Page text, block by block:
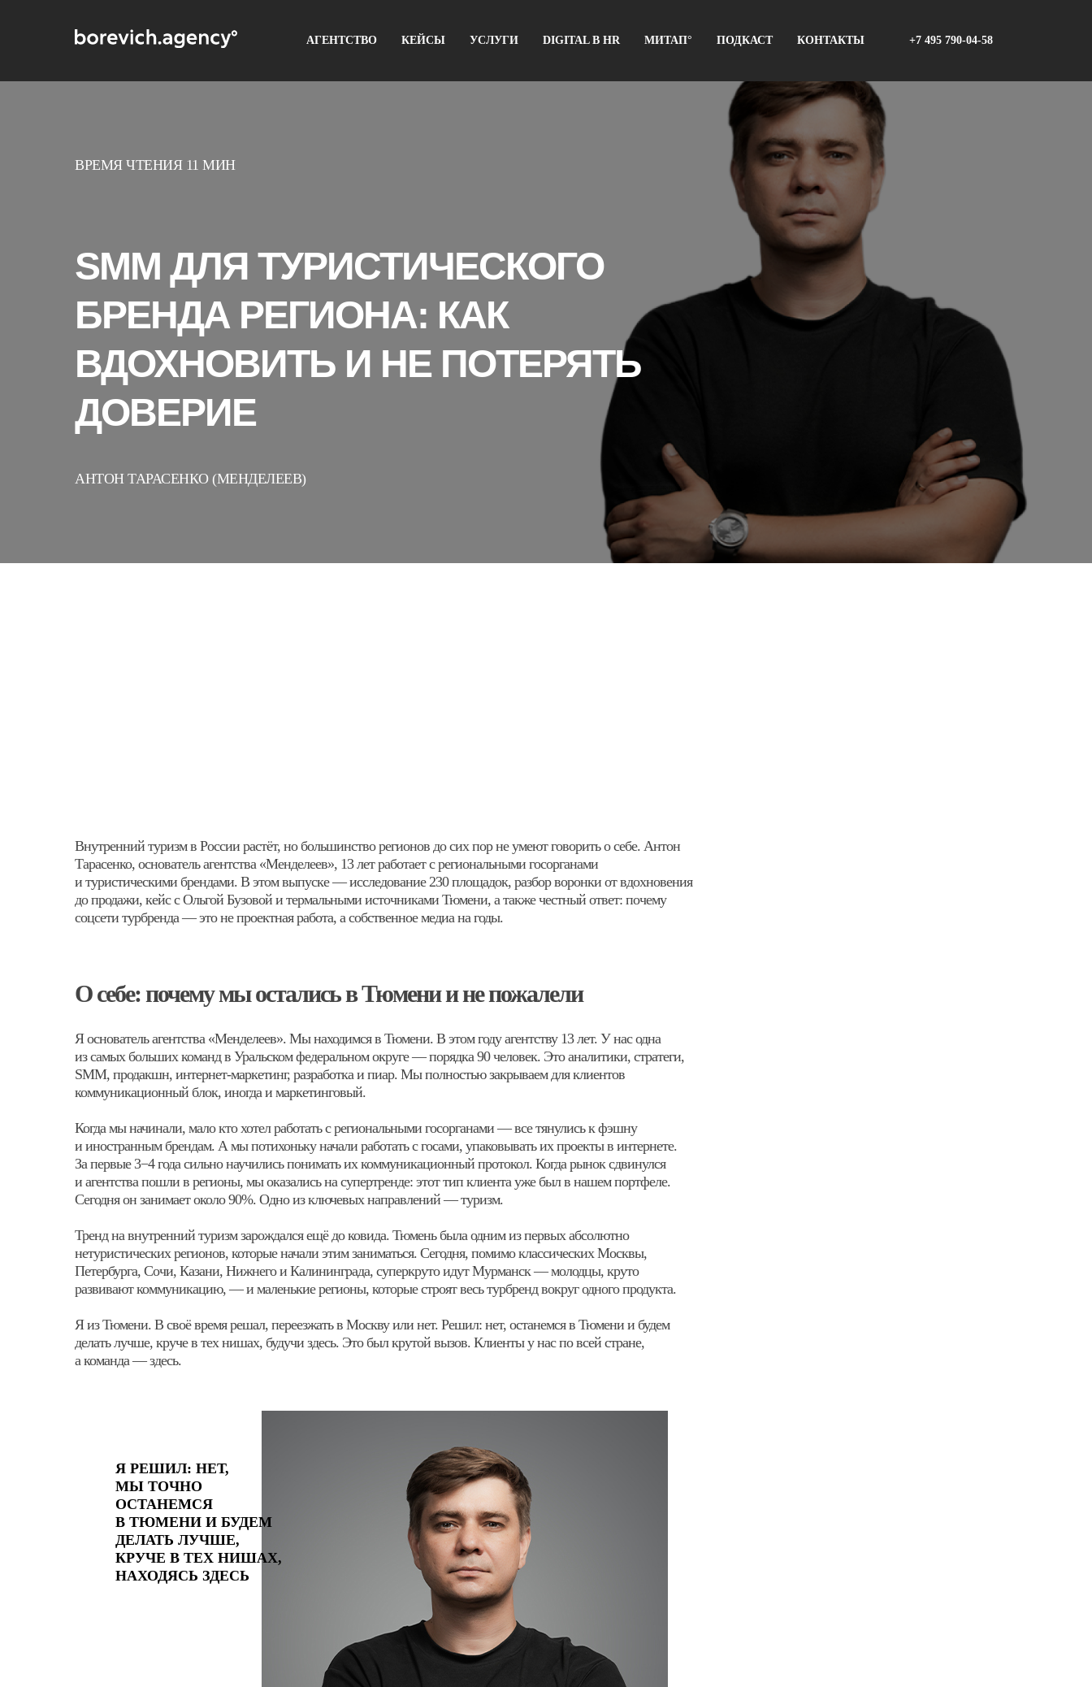
АГЕНТСТВО КЕЙСЫ УСЛУГИ DIGITAL В HR МИТАП° ПОДКАСТ КОНТАКТЫ +7 495 790-04-58
ВРЕМЯ ЧТЕНИЯ 11 МИН
SMM ДЛЯ ТУРИСТИЧЕСКОГО
БРЕНДА РЕГИОНА: КАК
ВДОХНОВИТЬ И НЕ ПОТЕРЯТЬ
ДОВЕРИЕ
АНТОН ТАРАСЕНКО (МЕНДЕЛЕЕВ)
Внутренний туризм в России растёт, но большинство регионов до сих пор не умеют говорить о себе. Антон
Тарасенко, основатель агентства «Менделеев», 13 лет работает с региональными госорганами
и туристическими брендами. В этом выпуске — исследование 230 площадок, разбор воронки от вдохновения
до продажи, кейс с Ольгой Бузовой и термальными источниками Тюмени, а также честный ответ: почему
соцсети турбренда — это не проектная работа, а собственное медиа на годы.
О себе: почему мы остались в Тюмени и не пожалели
Я основатель агентства «Менделеев». Мы находимся в Тюмени. В этом году агентству 13 лет. У нас одна
из самых больших команд в Уральском федеральном округе — порядка 90 человек. Это аналитики, стратеги,
SMM, продакшн, интернет-маркетинг, разработка и пиар. Мы полностью закрываем для клиентов
коммуникационный блок, иногда и маркетинговый.
Когда мы начинали, мало кто хотел работать с региональными госорганами — все тянулись к фэшну
и иностранным брендам. А мы потихоньку начали работать с госами, упаковывать их проекты в интернете.
За первые 3−4 года сильно научились понимать их коммуникационный протокол. Когда рынок сдвинулся
и агентства пошли в регионы, мы оказались на супертренде: этот тип клиента уже был в нашем портфеле.
Сегодня он занимает около 90%. Одно из ключевых направлений — туризм.
Тренд на внутренний туризм зарождался ещё до ковида. Тюмень была одним из первых абсолютно
нетуристических регионов, которые начали этим заниматься. Сегодня, помимо классических Москвы,
Петербурга, Сочи, Казани, Нижнего и Калининграда, суперкруто идут Мурманск — молодцы, круто
развивают коммуникацию, — и маленькие регионы, которые строят весь турбренд вокруг одного продукта.
Я из Тюмени. В своё время решал, переезжать в Москву или нет. Решил: нет, останемся в Тюмени и будем
делать лучше, круче в тех нишах, будучи здесь. Это был крутой вызов. Клиенты у нас по всей стране,
а команда — здесь.
Я РЕШИЛ: НЕТ,
МЫ ТОЧНО
ОСТАНЕМСЯ
В ТЮМЕНИ И БУДЕМ
ДЕЛАТЬ ЛУЧШЕ,
КРУЧЕ В ТЕХ НИШАХ,
НАХОДЯСЬ ЗДЕСЬ